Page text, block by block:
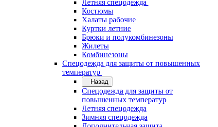
Летняя спецодежда
Костюмы
Халаты рабочие
Куртки летние
Брюки и полукомбинезоны
Жилеты
Комбинезоны
Спецодежда для защиты от повышенных
температур
Назад
Спецодежда для защиты от
повышенных температур
Летняя спецодежда
Зимняя спецодежда